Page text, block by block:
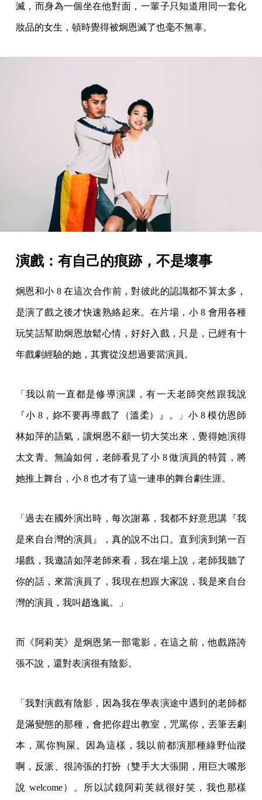
滅，而身為一個坐在他對面，一輩子只知道用同一套化
妝品的女生，頓時覺得被炯恩滅了也毫不無辜。
演戲：有自己的痕跡，不是壞事
炯恩和小 8 在這次合作前，對彼此的認識都不算太多，
是演了戲之後才快速熟絡起來。在片場，小 8 會用各種
玩笑話幫助炯恩放鬆心情，好好入戲，只是，已經有十
年戲劇經驗的她，其實從沒想過要當演員。
「我以前一直都是修導演課，有一天老師突然跟我說
『小 8，妳不要再導戲了（溫柔）』。」小 8 模仿恩師
林如萍的語氣，讓炯恩不顧一切大笑出來，覺得她演得
太文青。無論如何，老師看見了小 8 做演員的特質，將
她推上舞台，小 8 也才有了這一連串的舞台劇生涯。
「過去在國外演出時，每次謝幕，我都不好意思講『我
是來自台灣的演員』，真的說不出口。直到演到第一百
場戲，我邀請如萍老師來看，我在場上說，老師我聽了
你的話，來當演員了，我現在想跟大家說，我是來自台
灣的演員，我叫趙逸嵐。」
而《阿莉芙》是炯恩第一部電影，在這之前，他戲路誇
張不說，還對表演很有陰影。
「我對演戲有陰影，因為我在學表演途中遇到的老師都
是滿變態的那種，會把你趕出教室，咒罵你，丟筆丟劇
本，罵你狗屎。因為這樣，我以前都演那種綠野仙蹤
啊，反派、很誇張的打扮（雙手大大張開，用巨大嘴形
說 welcome）。所以試鏡阿莉芙就很好笑，我也那樣